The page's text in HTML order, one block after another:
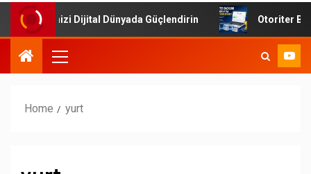
İşletmenizi Dijital Dünyada Güçlendirin Otoriter
Home yurt